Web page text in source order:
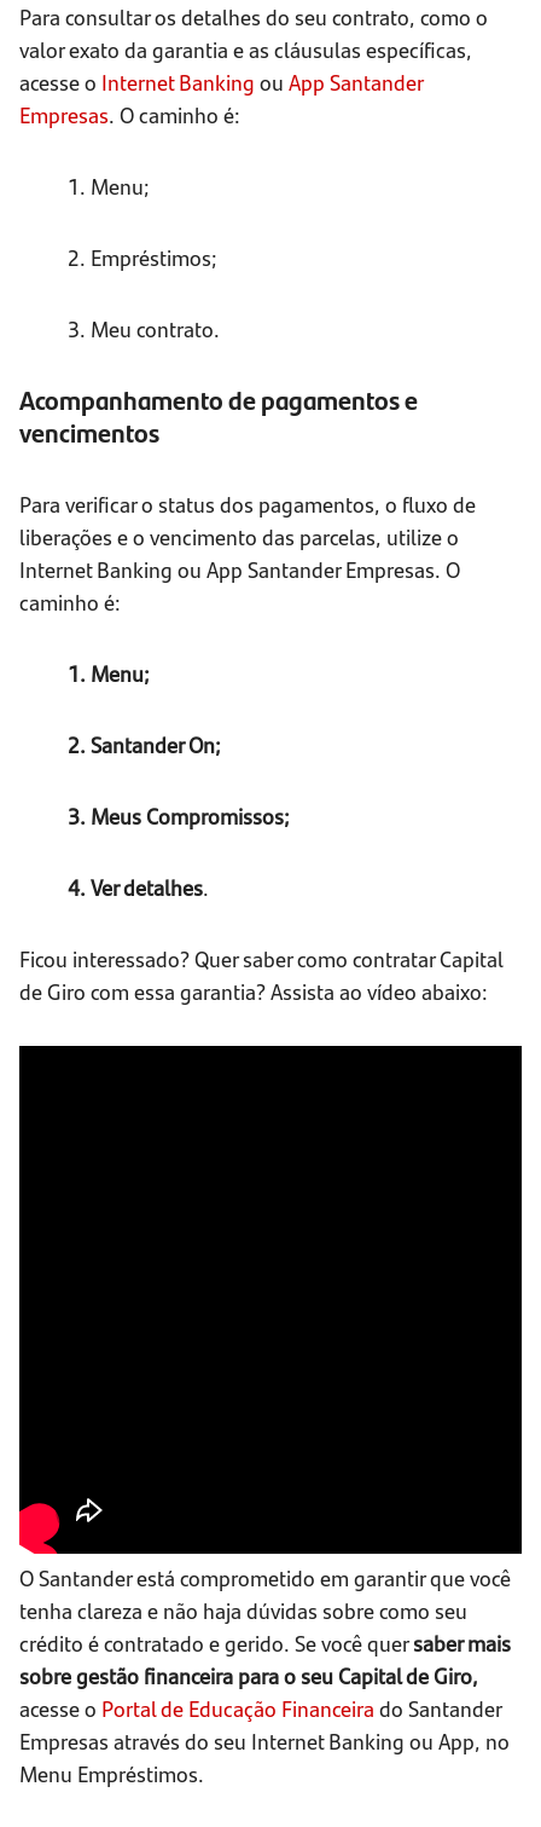
Para consultar os detalhes do seu contrato, como o
valor exato da garantia e as cláusulas específicas,
acesse o Internet Banking ou App Santander
Empresas. O caminho é:
1. Menu;
2. Empréstimos;
3. Meu contrato.
Acompanhamento de pagamentos e
vencimentos
Para verificar o status dos pagamentos, o fluxo de
liberações e o vencimento das parcelas, utilize o
Internet Banking ou App Santander Empresas. O
caminho é:
1. Menu;
2. Santander On;
3. Meus Compromissos;
4. Ver detalhes.
Ficou interessado? Quer saber como contratar Capital
de Giro com essa garantia? Assista ao vídeo abaixo:
O Santander está comprometido em garantir que você
tenha clareza e não haja dúvidas sobre como seu
crédito é contratado e gerido. Se você quersaber mais
sobre gestão financeira para o seu Capital de Giro,
acesse o Portal de Educação Financeira do Santander
Empresas através do seu Internet Banking ou App, no
Menu Empréstimos.